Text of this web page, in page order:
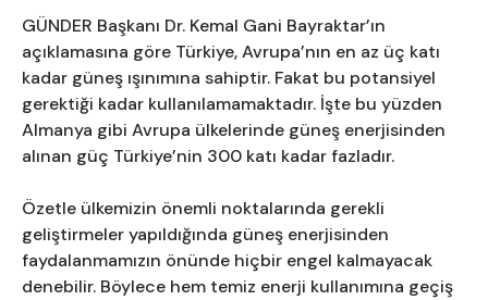
GÜNDER Başkanı Dr. Kemal Gani Bayraktar’ın
açıklamasına göre Türkiye, Avrupa’nın en az üç katı
kadar güneş ışınımına sahiptir. Fakat bu potansiyel
gerektiği kadar kullanılamamaktadır. İşte bu yüzden
Almanya gibi Avrupa ülkelerinde güneş enerjisinden
alınan güç Türkiye’nin 300 katı kadar fazladır.
Özetle ülkemizin önemli noktalarında gerekli
geliştirmeler yapıldığında güneş enerjisinden
faydalanmamızın önünde hiçbir engel kalmayacak
denebilir. Böylece hem temiz enerji kullanımına geçiş